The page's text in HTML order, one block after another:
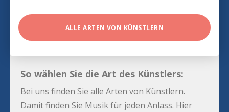
ALLE ARTEN VON KÜNSTLERN
So wählen Sie die Art des Künstlers:
Bei uns finden Sie alle Arten von Künstlern.
Damit finden Sie Musik für jeden Anlass. Hier